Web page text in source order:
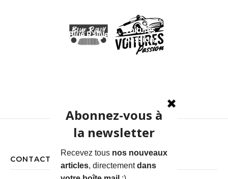
Blue Rallye
Voitures
passion
CONTACT